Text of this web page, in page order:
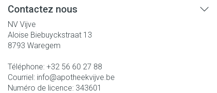
Contactez nous
NV Vijve
Aloise Biebuyckstraat 13
8793 Waregem
Téléphone: +32 56 60 27 88
Courriel: info@apotheekvijve.be
Numéro de licence: 343601